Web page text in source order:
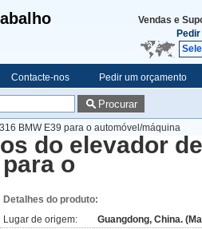
Vendas e
Contacte-nos Pedir um orçamento
Procurar
BMW E39 para o automóvel/máquina
do elevador
o
Detalhes do produto:
Lugar de origem:
Guangdong, China.